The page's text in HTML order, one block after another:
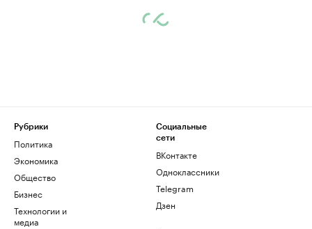
Рубрики
Политика
Экономика
Общество
Бизнес
Технологии и
медиа
Социальные
сети
ВКонтакте
Одноклассники
Telegram
Дзен